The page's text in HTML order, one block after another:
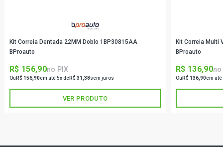
Kit Correia Dentada 22MM Doblo 1BP30815AA
BProauto
R$ 156,90no PIX
Ou R$ 156,90em até 5x deR$ 31,38sem juros
VER PRODUTO
Kit Correia Multi
BProauto
R$ 136,90no
Ou R$ 136,90em até